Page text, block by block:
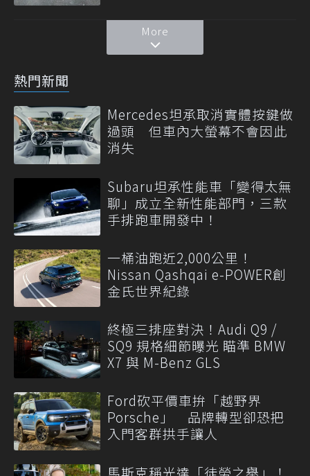
More
熱門新聞
Mercedes坦承取消實體按鍵做
過頭 但車內大螢幕不會因此
消失
Subaru坦承性能車「變得太無
聊」成立全新性能部門，三款
手排跑車開發中！
一桶油跑近2,000公里！
Nissan Qashqai e-POWER創
金氏世界紀錄
終極三排座對決！Audi Q9 /
SQ9 規格細節曝光 瞄準 BMW
X7 與 M-Benz GLS
Ford砍平價車拚「越野界
Porsche」 品牌轉型卻恐把
入門客群拱手讓人
馬斯克稱光達「徒勞之舉」！